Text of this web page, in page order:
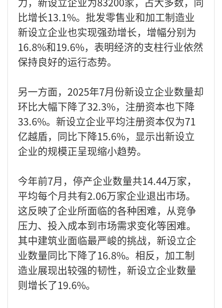
比增长13.1%。批发零售业和加工制造业
新设立企业也实现强劲增长，增幅分别为
16.8%和19.6%，表明经济的支柱行业依然
保持良好的运行态势。
另一方面，2025年7月份新设立企业数量却
环比大幅下降了32.3%，注册资本也下降
33.6%。新设立企业平均注册资本仅为71
亿越盾，同比下降15.6%，显示出新设立
企业的规模正呈现缩小趋势。
今年前7月，停产企业数量共14.44万家，
平均每个月共有2.06万家企业退出市场。
这反映了企业所面临的各种困难，从竞争
压力、投入成本到市场需求变化等困难。
其中建筑业面临最严峻的挑战，新设立企
业数量同比下降了16.8%。相反，加工制
造业展现出较强的韧性，新设立企业数量
则增长了19.6%。